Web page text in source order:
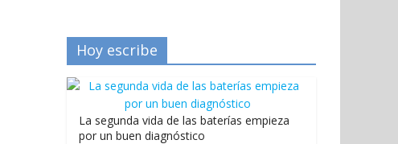
Hoy escribe
La segunda vida de las baterías empieza
por un buen diagnóstico